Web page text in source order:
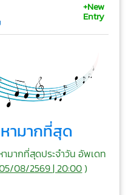
+New
Entry
ามากที่สุด
ากที่สุดประจำวัน อัพเดท
08/2569 | 20:00)